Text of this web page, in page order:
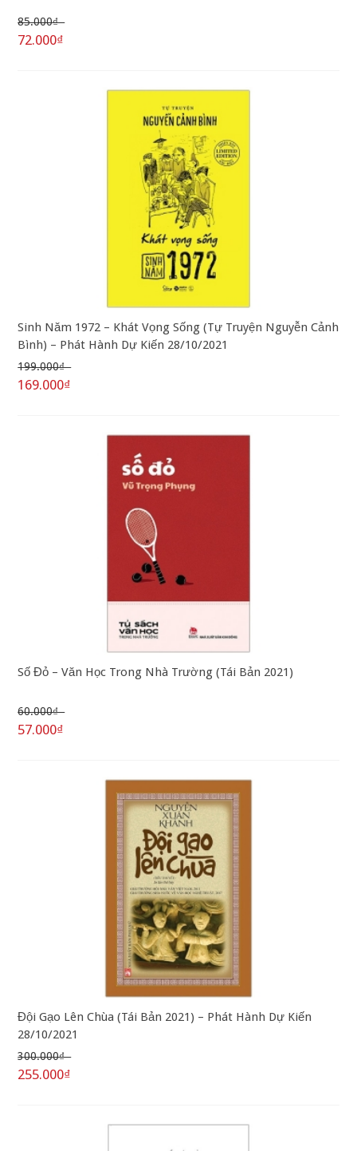
85.000₫
72.000₫
Sinh Năm 1972 – Khát Vọng Sống (Tự Truyện Nguyễn Cảnh
Bình) – Phát Hành Dự Kiến 28/10/2021
199.000₫
169.000₫
Số Đỏ – Văn Học Trong Nhà Trường (Tái Bản 2021)
60.000₫
57.000₫
Đội Gạo Lên Chùa (Tái Bản 2021) – Phát Hành Dự Kiến
28/10/2021
300.000₫
255.000₫